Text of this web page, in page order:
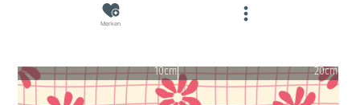
Merken
10cm 20cm